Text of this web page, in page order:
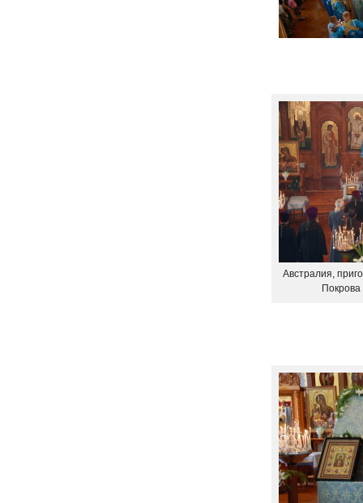
Австралия,